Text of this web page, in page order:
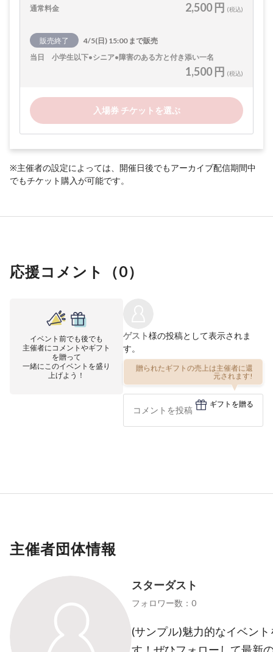
通常料金 2,500 円 (税込)
販売終了
4/5(日) 15:00 まで販売
当日 小学生以下•シニア•障害のある方と付き添い一名
1,500 円 (税込)
入場券 チケットを選ぶ
※主催者の設定によっては、開催日後でもアーカイブ配信期間中
でもチケット購入が可能です。
応援コメント（0）
イベント前でも後でも
主催者にコメントやギフト
を贈って
一緒にこのイベントを盛り
上げよう！
ゲスト様の投稿として表示されま
す。
贈られたギフトの売上は主催者に還
元されます!
ギフトを贈る
主催者団体情報
スターダスト
フォロワー数：0
(サンプル)魅力的なイベン